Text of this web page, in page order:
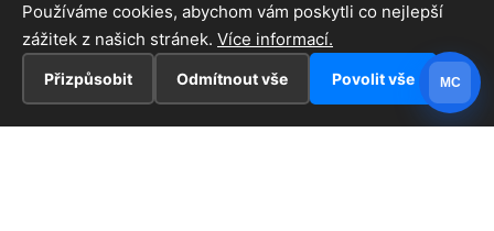
Používáme cookies, abychom vám poskytli co nejlepší
zážitek z našich stránek. Více informací.
Přizpůsobit Odmítnout vše Povolit vše MC